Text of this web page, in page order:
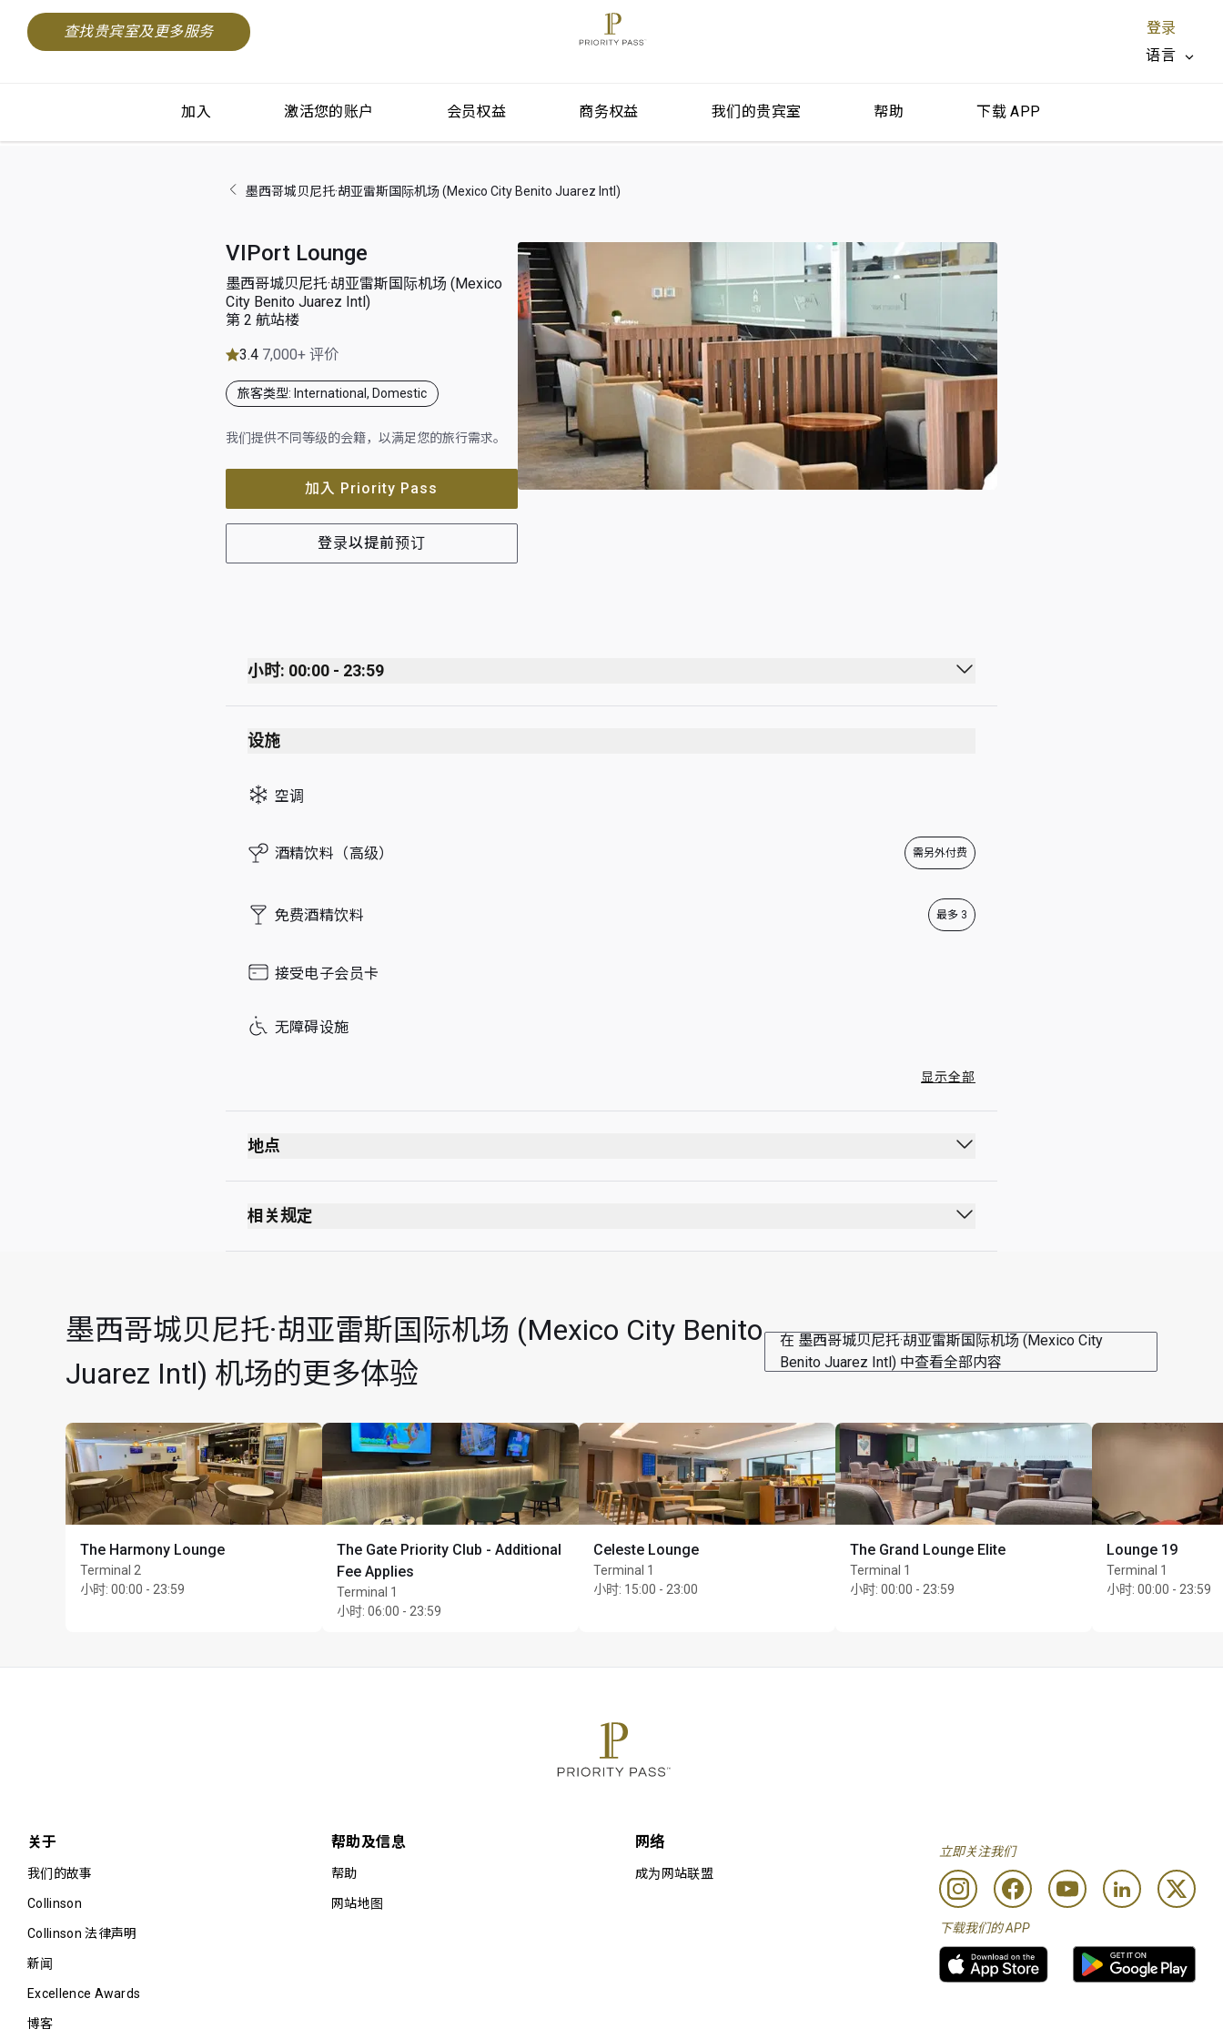
查找贵宾室及更多服务
登录
语言
加入 激活您的账户 会员权益 商务权益 我们的贵宾室 帮助 下载 APP
墨西哥城贝尼托·胡亚雷斯国际机场 (Mexico City Benito Juarez Intl)
VIPort Lounge
墨西哥城贝尼托·胡亚雷斯国际机场 (Mexico
City Benito Juarez Intl)
第 2 航站楼
3.4 7,000+ 评价
旅客类型: International, Domestic
我们提供不同等级的会籍，以满足您的旅行需求。
加入 Priority Pass
登录以提前预订
小时: 00:00 - 23:59
Monday 00:00 - 23:59
Tuesday
Thursday
Friday 00:00 - 23:59
Sunday 00:00 - 23:59
设施
空调
酒精饮料（高级） 需另外付费
免费酒精饮料 最多 3
接受电子会员卡
无障碍设施
显示全部
地点
出发
安全检查站后方
相关规定
禁止吸烟（包括电子烟）
受空间限制，贵宾室可能限流。如遇贵宾室满座，您可在抵达后登记候补名单。登记候补名单不代表保证能够
使用贵宾室
只允许导盲犬进入贵宾室。
最长逗留时间：3 小时
每位持卡人最多可携同 Unlimited 位同行宾客
墨西哥城贝尼托·胡亚雷斯国际机场 (Mexico City Benito
Juarez Intl) 机场的更多体验
在 墨西哥城贝尼托·胡亚雷斯国际机场 (Mexico City
Benito Juarez Intl) 中查看全部内容
The Harmony Lounge
Terminal 2
小时: 00:00 - 23:59
The Gate Priority Club - Additional
Fee Applies
Terminal 1
小时: 06:00 - 23:59
Celeste Lounge
Terminal 1
小时: 15:00 - 23:00
The Grand Lounge Elite
Terminal 1
小时: 00:00 - 23:59
Lounge 19
Terminal 1
小时: 00:00 - 23:59
关于
我们的故事
Collinson
Collinson 法律声明
新闻
Excellence Awards
博客
帮助及信息
帮助
网站地图
网络
成为网站联盟
立即关注我们
下载我们的 APP